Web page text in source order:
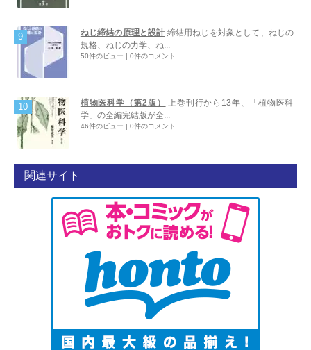
ねじ締結の原理と設計 締結用ねじを対象として、ねじの
規格、ねじの力学、ね...
50件のビュー | 0件のコメント
植物医科学（第2版）
上巻刊行から13年、「植物医科
学」の全編完結版が全...
46件のビュー | 0件のコメント
関連サイト